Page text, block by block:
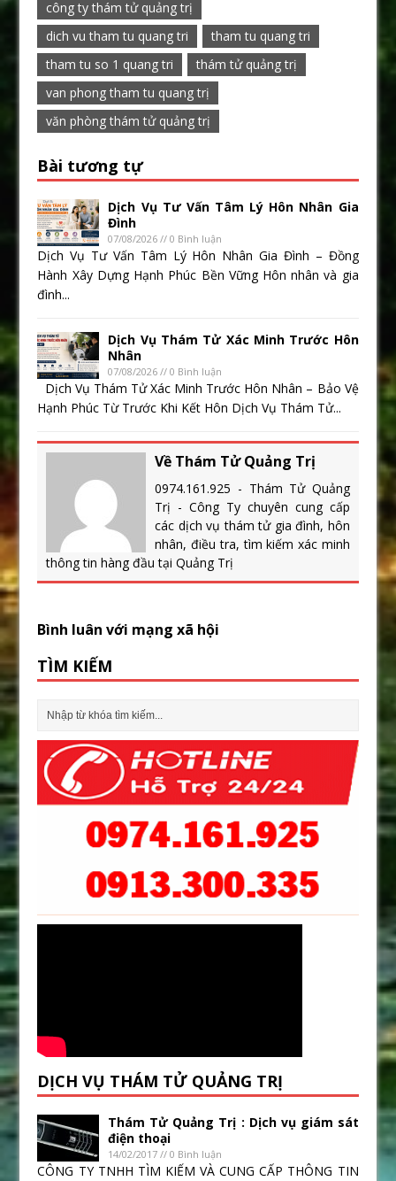
công ty thám tử quảng trị
dich vu tham tu quang tri
tham tu quang tri
tham tu so 1 quang tri
thám tử quảng trị
van phong tham tu quang trị
văn phòng thám tử quảng trị
Bài tương tự
Dịch Vụ Tư Vấn Tâm Lý Hôn Nhân Gia
Đình
07/08/2026 // 0 Bình luận
Dịch Vụ Tư Vấn Tâm Lý Hôn Nhân Gia Đình – Đồng
Hành Xây Dựng Hạnh Phúc Bền Vững Hôn nhân và gia
đình...
Dịch Vụ Thám Tử Xác Minh Trước Hôn
Nhân
07/08/2026 // 0 Bình luận
Dịch Vụ Thám Tử Xác Minh Trước Hôn Nhân – Bảo Vệ
Hạnh Phúc Từ Trước Khi Kết Hôn Dịch Vụ Thám Tử...
Về Thám Tử Quảng Trị
0974.161.925 - Thám Tử Quảng
Trị - Công Ty chuyên cung cấp
các dịch vụ thám tử gia đình, hôn
nhân, điều tra, tìm kiếm xác minh
thông tin hàng đầu tại Quảng Trị
Bình luân với mạng xã hội
TÌM KIẾM
DỊCH VỤ THÁM TỬ QUẢNG TRỊ
Thám Tử Quảng Trị : Dịch vụ giám sát
điện thoại
14/02/2017 // 0 Bình luận
CÔNG TY TNHH TÌM KIẾM VÀ CUNG CẤP THÔNG TIN